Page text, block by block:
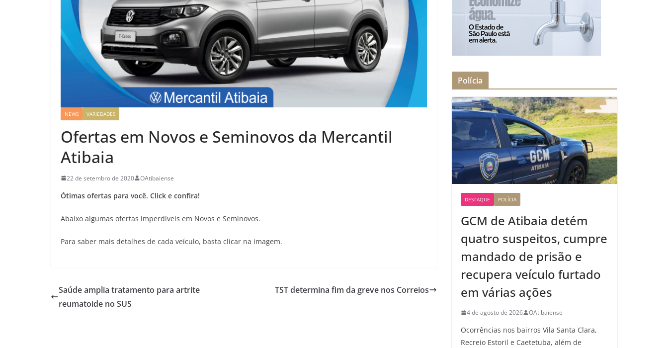
NEWS VARIEDADES
Ofertas em Novos e Seminovos da Mercantil
Atibaia
22 de setembro de 2020 OAtibaiense
Ótimas ofertas para você. Click e confira!
Abaixo algumas ofertas imperdíveis em Novos e Seminovos.
Para saber mais detalhes de cada veículo, basta clicar na imagem.
Saúde amplia tratamento para artrite
reumatoide no SUS
TST determina fim da greve nos Correios
Polícia
DESTAQUE POLÍCIA
GCM de Atibaia detém
quatro suspeitos, cumpre
mandado de prisão e
recupera veículo furtado
em várias ações
4 de agosto de 2026 OAtibaiense
Ocorrências nos bairros Vila Santa Clara,
Recreio Estoril e Caetetuba, além de